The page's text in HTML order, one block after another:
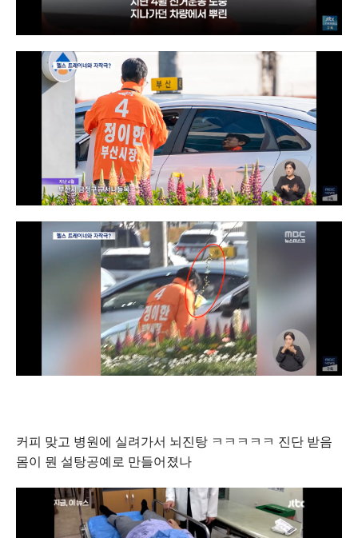
커피 맞고 병원에 실려가서 뇌진탕 ㅋㅋㅋㅋㅋ 진단 받음
몸이 뭔 설탕공예로 만들어졌나